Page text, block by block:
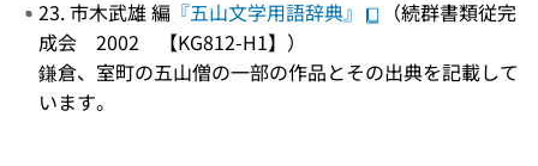
23. 市木武雄 編 『五山文学用語辞典』
（続群書類従完
成会 2002 【KG812-H1】）
鎌倉、室町の五山僧の一部の作品とその出典を記載して
います。